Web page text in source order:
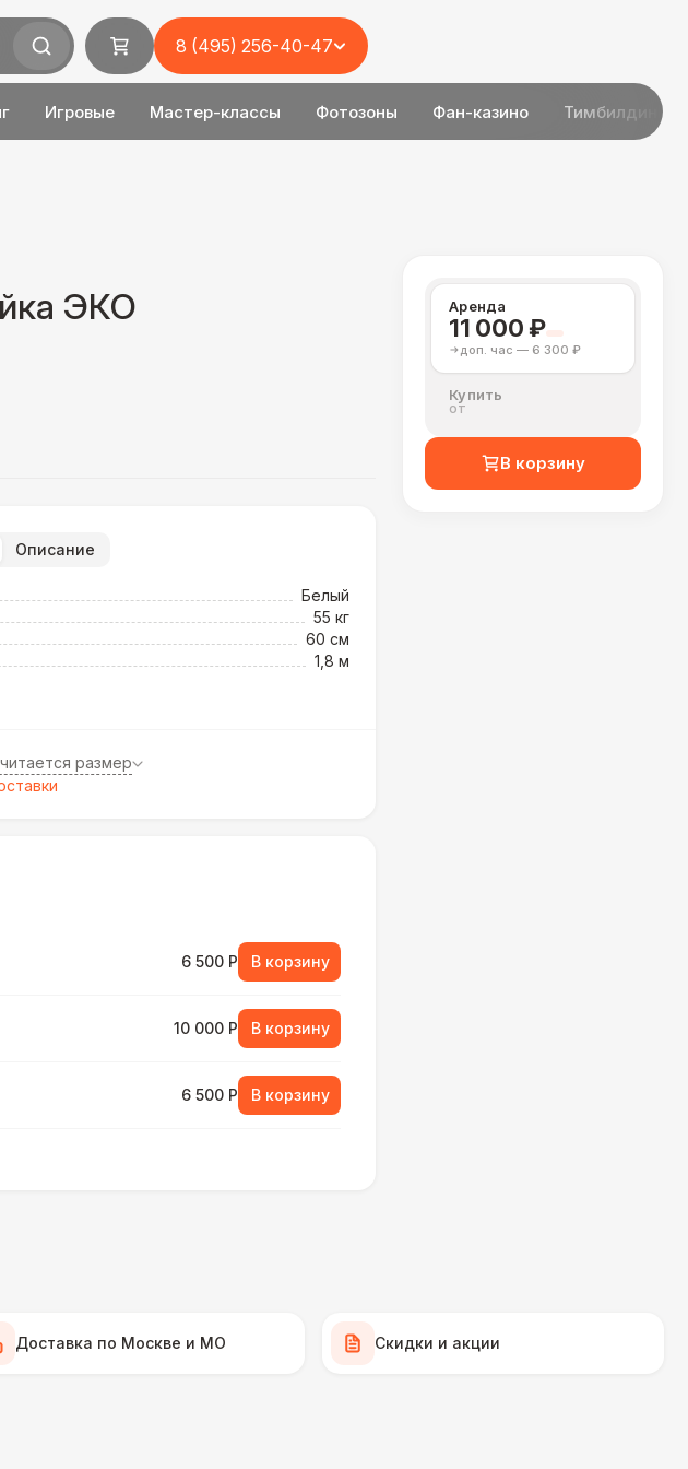
Игровые Мастер-классы Фотозоны Фан-казино Тимбилдинг
8 (495) 256-40-47
ЭКО
Описание
Белый
55 кг
60 см
1,8 м
размер
6 500 Р В корзину
10 000 Р В корзину
6 500 Р В корзину
Аренда
11 000 ₽
доп. час — 6 300 ₽
Купить
от
В корзину
Доставка по Москве и МО Скидки и акции